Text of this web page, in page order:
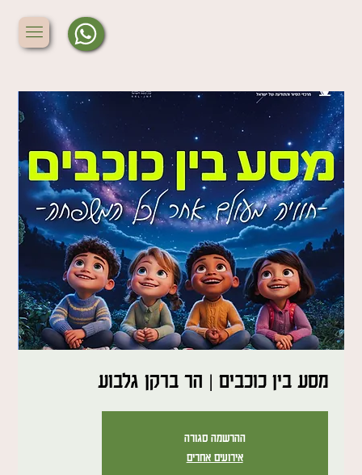
מסע בין כוכבים | הר ברקן גלבוע
ההרשמה סגורה
אירועים אחרים